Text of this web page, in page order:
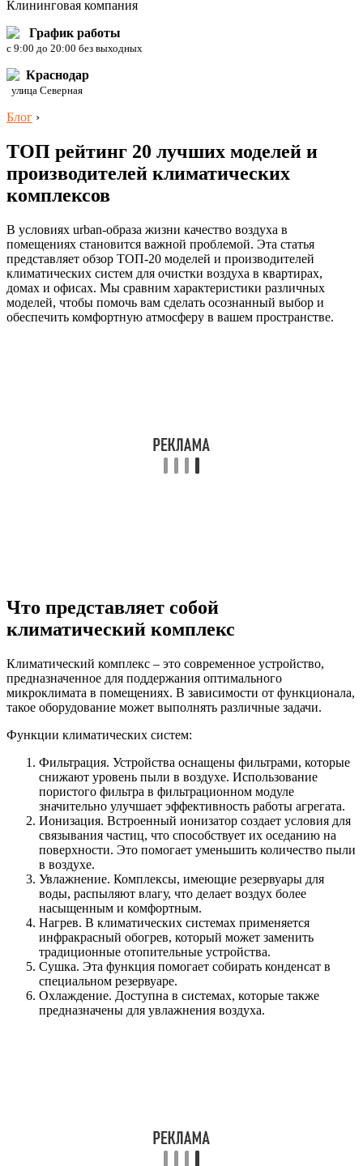
Клининговая компания
График работы
c 9:00 до 20:00 без выходных
Краснодар
улица Северная
Блог ›
ТОП рейтинг 20 лучших моделей и
производителей климатических
комплексов
В условиях urban-образа жизни качество воздуха в
помещениях становится важной проблемой. Эта статья
представляет обзор ТОП-20 моделей и производителей
климатических систем для очистки воздуха в квартирах,
домах и офисах. Мы сравним характеристики различных
моделей, чтобы помочь вам сделать осознанный выбор и
обеспечить комфортную атмосферу в вашем пространстве.
Что представляет собой
климатический комплекс
Климатический комплекс – это современное устройство,
предназначенное для поддержания оптимального
микроклимата в помещениях. В зависимости от функционала,
такое оборудование может выполнять различные задачи.
Функции климатических систем:
Фильтрация. Устройства оснащены фильтрами, которые
снижают уровень пыли в воздухе. Использование
пористого фильтра в фильтрационном модуле
значительно улучшает эффективность работы агрегата.
Ионизация. Встроенный ионизатор создает условия для
связывания частиц, что способствует их оседанию на
поверхности. Это помогает уменьшить количество пыли
в воздухе.
Увлажнение. Комплексы, имеющие резервуары для
воды, распыляют влагу, что делает воздух более
насыщенным и комфортным.
Нагрев. В климатических системах применяется
инфракрасный обогрев, который может заменить
традиционные отопительные устройства.
Сушка. Эта функция помогает собирать конденсат в
специальном резервуаре.
Охлаждение. Доступна в системах, которые также
предназначены для увлажнения воздуха.